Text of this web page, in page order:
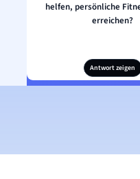
helfen, persönliche
erreichen?
Antwort zeigen